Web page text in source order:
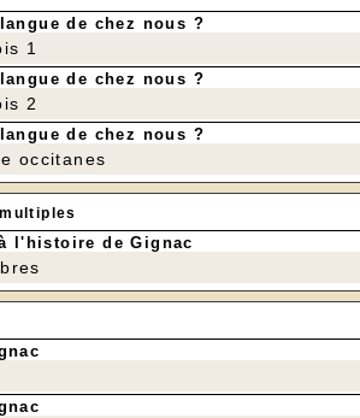
de chez nous ?
1
de chez nous ?
2
de chez nous ?
occitanes
l'histoire de Gignac